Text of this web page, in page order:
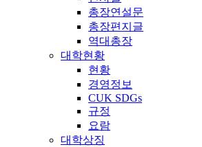
총장연설문
총장편지글
역대총장
대학현황
현황
경영정보
CUK SDGs
규정
요람
대학상징